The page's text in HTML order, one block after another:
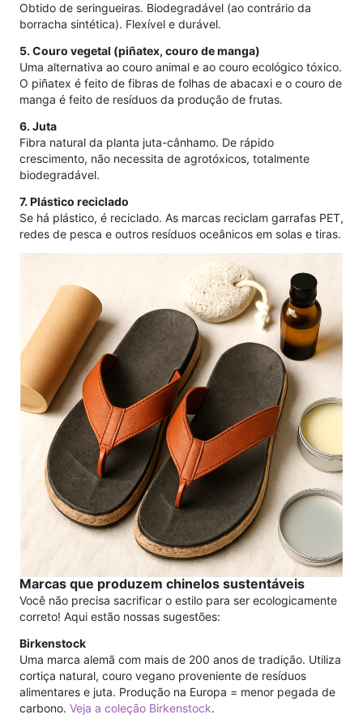
Obtido de seringueiras. Biodegradável (ao contrário da
borracha sintética). Flexível e durável.
5. Couro vegetal (piñatex, couro de manga)
Uma alternativa ao couro animal e ao couro ecológico tóxico.
O piñatex é feito de fibras de folhas de abacaxi e o couro de
manga é feito de resíduos da produção de frutas.
6. Juta
Fibra natural da planta juta-cânhamo. De rápido
crescimento, não necessita de agrotóxicos, totalmente
biodegradável.
7. Plástico reciclado
Se há plástico, é reciclado. As marcas reciclam garrafas PET,
redes de pesca e outros resíduos oceânicos em solas e tiras.
Marcas que produzem chinelos sustentáveis
Você não precisa sacrificar o estilo para ser ecologicamente
correto! Aqui estão nossas sugestões:
Birkenstock
Uma marca alemã com mais de 200 anos de tradição. Utiliza
cortiça natural, couro vegano proveniente de resíduos
alimentares e juta. Produção na Europa = menor pegada de
carbono. Veja a coleção Birkenstock.